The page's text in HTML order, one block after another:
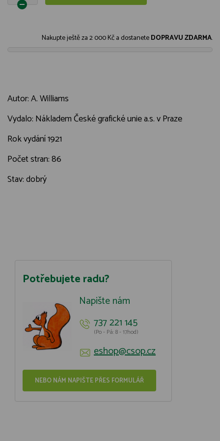
Nakupte ještě za2 000 Kča dostaneteDOPRAVU ZDARMA.
Autor: A. Williams
Vydalo: Nákladem České grafické unie a.s. v Praze
Rok vydání 1921
Počet stran: 86
Stav: dobrý
Potřebujete radu?
Napište nám
737 221 145
(Po - Pá: 8 - 17hod)
eshop@csop.cz
NEBO NÁM NAPIŠTE PŘES FORMULÁŘ